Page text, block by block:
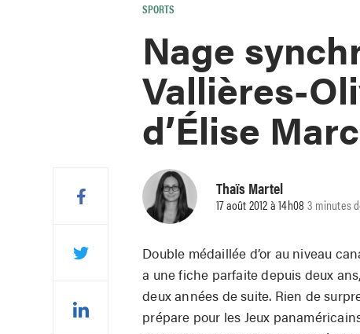
SPORTS
Nage
Vallières-
d’Élise
Thaïs Martel
17 août 2012 à 14h08 3 minutes
Double médaillée d’or au niveau
a une fiche parfaite depuis deux
deux années de suite. Rien de
prépare pour les Jeux